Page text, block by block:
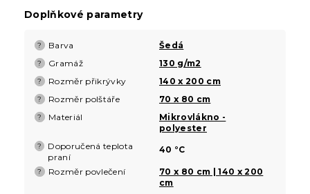
Doplňkové parametry
? Barva Šedá
? Gramáž 130 g/m2
? Rozměr přikrývky 140 x 200 cm
? Rozměr polštáře 70 x 80 cm
? Materiál
Mikrovlákno -
polyester
?
Doporučená teplota
praní
40 °C
? Rozměr povlečení
70 x 80 cm | 140 x 200
cm